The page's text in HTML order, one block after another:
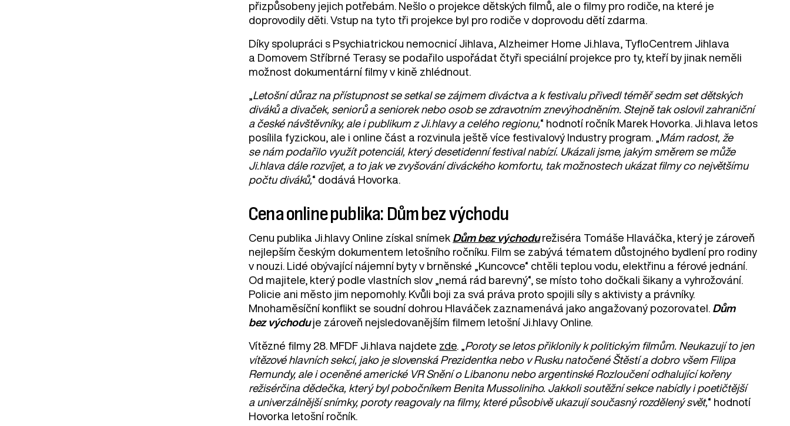
přizpůsobeny jejich potřebám. Nešlo o projekce dětských filmů, ale o filmy pro rodiče, na které je
doprovodily děti. Vstup na tyto tři projekce byl pro rodiče v doprovodu dětí zdarma.
Díky spolupráci s Psychiatrickou nemocnicí Jihlava, Alzheimer Home Ji.hlava, TyfloCentrem Jihlava
a Domovem Stříbrné Terasy se podařilo uspořádat čtyři speciální projekce pro ty, kteří by jinak neměli
možnost dokumentární filmy v kině zhlédnout.
Letošní důraz na přístupnost se setkal se zájmem diváctva a k festivalu přivedl téměř sedm set dětských
diváků a divaček, seniorů a seniorek nebo osob se zdravotním znevýhodněním. Stejně tak oslovil zahraniční
a české návštěvníky, ale i publikum z Ji.hlavy a celého regionu,“ hodnotí ročník Marek Hovorka. Ji.hlava letos
posílila fyzickou, ale i online část a rozvinula ještě více festivalový Industry program. „ Mám radost, že
se nám podařilo využít potenciál, který desetidenní festival nabízí. Ukázali jsme, jakým směrem se může
Ji.hlava dále rozvíjet, a to jak ve zvyšování diváckého komfortu, tak možnostech ukázat filmy co největšímu
počtu diváků,“ dodává Hovorka.
Cena online publika: Dům bez východu
Cenu publika Ji.hlavy Online získal snímek Dům bez východurežiséra Tomáše Hlaváčka, který je zároveň
nejlepším českým dokumentem letošního ročníku. Film se zabývá tématem důstojného bydlení pro rodiny
v nouzi. Lidé obývající nájemní byty v brněnské „Kuncovce“ chtěli teplou vodu, elektřinu a férové jednání.
Od majitele, který podle vlastních slov „nemá rád barevný“, se místo toho dočkali šikany a vyhrožování.
Policie ani město jim nepomohly. Kvůli boji za svá práva proto spojili síly s aktivisty a právníky.
Mnohaměsíční konflikt se soudní dohrou Hlaváček zaznamenává jako angažovaný pozorovatel. Dům
bez východuje zároveň nejsledovanějším filmem letošní Ji.hlavy Online.
Vítězné filmy 28. MFDF Ji.hlava najdete zde
Poroty se letos přiklonily k politickým filmům. Neukazují to jen
vítězové hlavních sekcí, jako je slovenská Prezidentka nebo v Rusku natočené Štěstí a dobro všem Filipa
Remundy, ale i oceněné americké VR Snění o Libanonu nebo argentinské Rozloučení odhalující kořeny
režisérčina dědečka, který byl pobočníkem Benita Mussoliniho. Jakkoli soutěžní sekce nabídly i poetičtější
a univerzálnější snímky, poroty reagovaly na filmy, které působivě ukazují současný rozdělený svět,“ hodnotí
Hovorka letošní ročník.